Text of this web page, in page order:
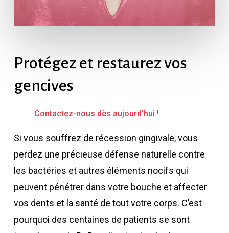
Protégez et restaurezvos
gencives
Contactez-nous dès aujourd'hui !
Si vous souffrez de récession gingivale, vous
perdez une précieuse défense naturelle contre
les bactéries et autres éléments nocifs qui
peuvent pénétrer dans votre bouche et affecter
vos dents et la santé de tout votre corps. C’est
pourquoi des centaines de patients se sont